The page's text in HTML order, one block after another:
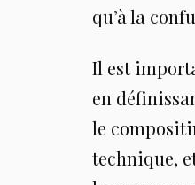
qu’à la
Il est
en
le
technique,